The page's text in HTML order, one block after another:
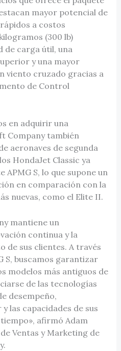
mayor potencial de
a costos
(300 lb)
de carga útil, una
y una mayor
viento cruzado gracias a
de Control
en adquirir una
Company también
aeronaves de segunda
HondaJet Classic ya
APMG S, lo que supone un
en comparación con la
nuevas, como el Elite II.
mantiene un
continua y la
de sus clientes. A través
S, buscamos garantizar
modelos más antiguos de
de las tecnologías
desempeño,
las capacidades de sus
afirmó Adam
Ventas y Marketing de